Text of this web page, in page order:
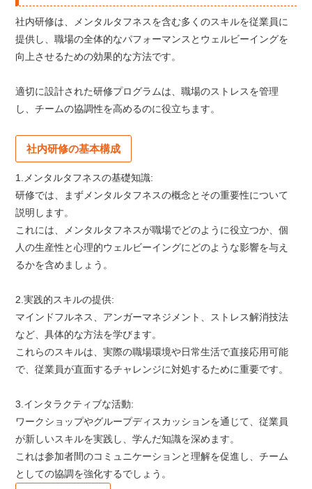
社内研修は、メンタルタフネスを含む多くのスキルを従業員に
提供し、職場の全体的なパフォーマンスとウェルビーイングを
向上させるための効果的な方法です。
適切に設計された研修プログラムは、職場のストレスを管理
し、チームの協調性を高めるのに役立ちます。
社内研修の基本構成
1.メンタルタフネスの基礎知識:
研修では、まずメンタルタフネスの概念とその重要性について
説明します。
これには、メンタルタフネスが職場でどのように役立つか、個
人の生産性と心理的ウェルビーイングにどのような影響を与え
るかを含めましょう。
2.実践的スキルの提供:
マインドフルネス、アンガーマネジメント、ストレス解消技法
など、具体的な方法を学びます。
これらのスキルは、実際の職場環境や日常生活で直接応用可能
で、従業員が直面するチャレンジに対処するために重要です。
3.インタラクティブな活動:
ワークショップやグループディスカッションを通じて、従業員
が新しいスキルを実践し、学んだ知識を深めます。
これは参加者間のコミュニケーションと理解を促進し、チーム
としての協調を強化するでしょう。